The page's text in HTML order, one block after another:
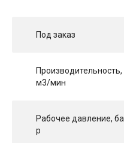
Под заказ
Производительность,
м3/мин
Рабочее давление, ба
р